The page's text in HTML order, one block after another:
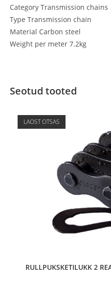
Category Transmission chains
Type Transmission chain
Material Carbon steel
Weight per meter 7.2kg
Seotud tooted
LAOST OTSAS
RULLPUKSKETILUKK 2